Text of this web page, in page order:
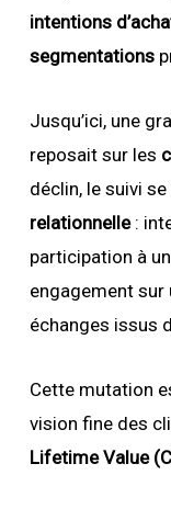
intentions
segmentations
Jusqu’ici, une
reposait sur les
déclin, le suivi
relationnelle:
participation à
engagement sur
échanges issus
Cette mutation
vision fine des
Lifetime Value